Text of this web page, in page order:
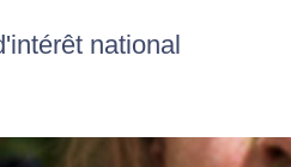
national